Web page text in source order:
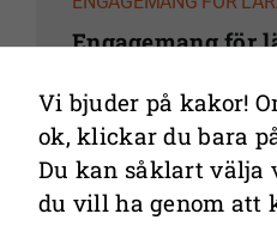
Engagemang för
Engagemang
men vad krävs
och läraren för
engagemang”?
Vi bjuder på kakor!
ok, klickar du bara
Du kan såklart välja
du vill ha genom att